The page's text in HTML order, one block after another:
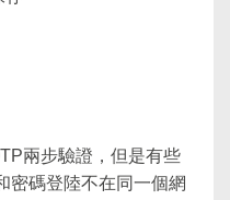
兩步驗證，但是有些
密碼登陸不在同一個網